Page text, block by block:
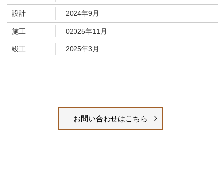
設計 2024年9月
施工 02025年11月
竣工 2025年3月
お問い合わせはこちら